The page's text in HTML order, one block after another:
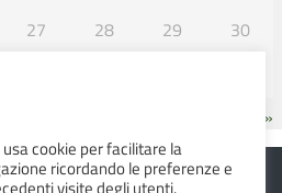
27 28 29
30
SET »
usa cookie per facilitare la
ricordando le preferenze e
visite degli utenti.